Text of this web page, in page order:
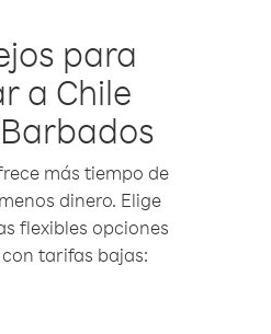
para
a Chile
más tiempo de
dinero. Elige
flexibles opciones
tarifas bajas: